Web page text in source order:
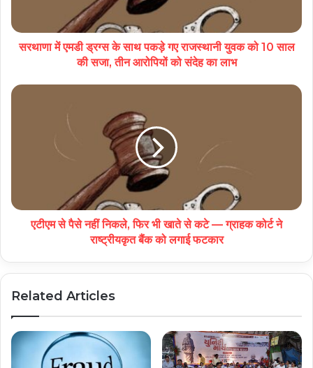
सरथाणा में एमडी ड्रग्स के साथ पकड़े गए राजस्थानी युवक को 10 साल
की सजा, तीन आरोपियों को संदेह का लाभ
एटीएम से पैसे नहीं निकले, फिर भी खाते से कटे — ग्राहक कोर्ट ने
राष्ट्रीयकृत बैंक को लगाई फटकार
Related Articles